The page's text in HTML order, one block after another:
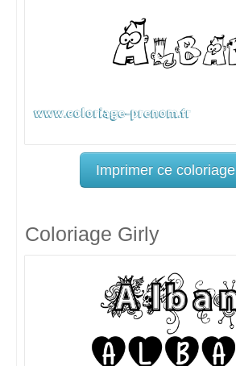
Imprimer ce coloriage
Coloriage Girly